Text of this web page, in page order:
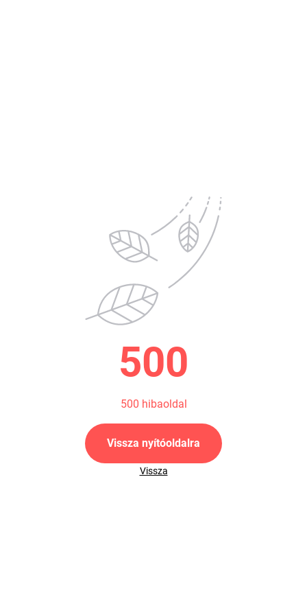
500
500 hibaoldal
Vissza nyítóoldalra
Vissza